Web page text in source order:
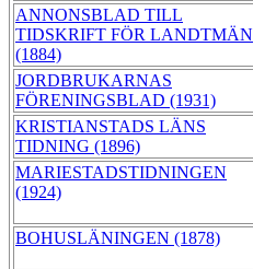
ANNONSBLAD TILL
TIDSKRIFT FÖR LANDTMÄN
(1884)
JORDBRUKARNAS
FÖRENINGSBLAD (1931)
KRISTIANSTADS LÄNS
TIDNING (1896)
MARIESTADSTIDNINGEN
(1924)
BOHUSLÄNINGEN (1878)